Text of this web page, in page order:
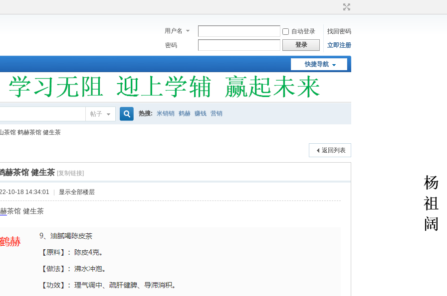
用户名 自动登录
找回密码
密码
登录 立即注册
快捷导航
帖子 热搜: 米销销 鹤赫 赚钱 营销
茶馆 鹤赫茶馆 健生茶
返回列表
赫茶馆 健生茶 [复制链接]
10-18 14:34:01 显示全部楼层
茶馆 健生茶